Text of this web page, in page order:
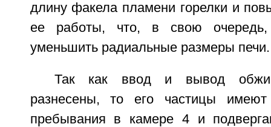
длину факела пламени горелки и
ее работы, что, в свою очередь,
уменьшить радиальные размеры печи.
Так как ввод и вывод
разнесены, то его частицы
пребывания в камере 4 и